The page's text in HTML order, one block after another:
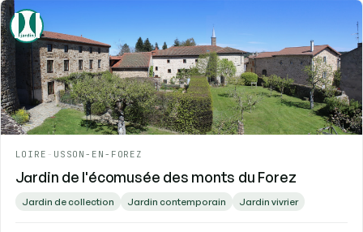
LOIRE - USSON-EN-FOREZ
Jardin de l'écomusée des monts du Forez
Jardin de collection Jardin contemporain Jardin vivrier